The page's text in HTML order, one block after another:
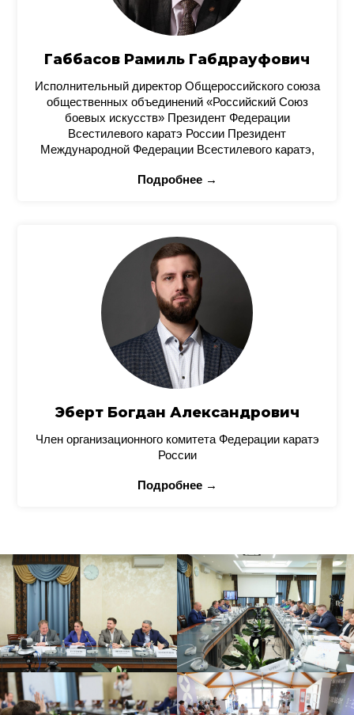
Габбасов Рамиль Габдрауфович
Исполнительный директор Общероссийского союза
общественных объединений «Российский Союз
боевых искусств» Президент Федерации
Всестилевого каратэ России Президент
Международной Федерации Всестилевого каратэ,
Подробнее →
Эберт Богдан Александрович
Член организационного комитета Федерации каратэ
России
Подробнее →